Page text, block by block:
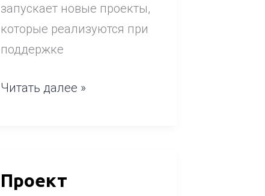
запускает новые проекты,
которые реализуются при
поддержке
Читать далее »
Проект
Проект